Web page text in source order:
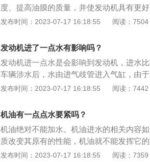
兑水使用：传统的无机型防冻液不可以兑
冻液的正常功能。有机型防冻液则可以兑
剂析出造成，不必扔掉。如果出现大量的
能再使用。
度、提高油膜的质量，并使发动机具有更
科技机油（润滑油）添加剂，通过各种技
抗磨剂的作用介绍：1、保护作用：优质抗
更高的耐热性和耐腐蚀性。，它可以粘附
强润滑效果，并修复气缸内壁上的划痕并
动机的正常高速运转，并在维护和修理中
缸内多余的燃料、杂质和积碳，使汽缸内
发布时间：2023-07-17 16:18:55 阅读：7504
发动机进了一点水有影响吗？
发动机进一点水是会影响到发动机，进水
车辆涉水后，水由进气歧管进入气缸，由
变短从而导致发动机连杆弯曲或断裂，极
部件。汽车死火后千万别重启，每遇强降
行车时要十分留意路面积水的深浅。雨天
驶：如果积水深度超过了20厘米，就不要
能会对汽车某些部件的性能有所影响，严
查制动系统是否进水：由于制动系统有非
发布时间：2023-07-17 16:18:55 阅读：7442
机油有一点点水要紧吗？
机油绝对不能加水。机油进水的相关内容
质改变其原有的性能，机油就不能发挥它
终伤害的还是发动机。2、发动机进水：汽
发布时间：2023-07-17 16:18:55 阅读：7359